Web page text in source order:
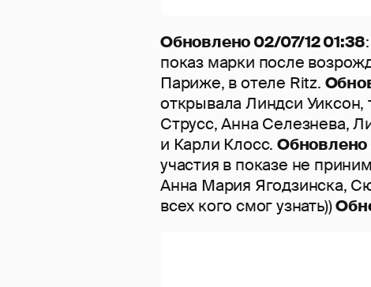
Обновлено 02/07/12 01:38
показ марки после
Париже, в отеле Ritz.
открывала Линдси Уиксон,
Струсс, Анна Селезнева,
и Карли Клосс.Обновлено
участия в показе не
Анна Мария Ягодзинска,
всех кого смог узнать))